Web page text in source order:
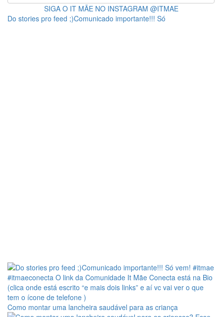
SIGA O IT MÃE NO INSTAGRAM @ITMAE
Do stories pro feed ;)Comunicado importante!!! Só
Como montar uma lancheira saudável para as criança